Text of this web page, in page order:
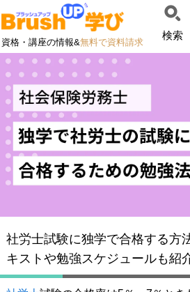
資格・講座の情報&無料で資料請求
検索
社労士試験に独学で合格する方
キストや勉強スケジュールも紹